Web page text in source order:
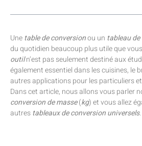
Une table de conversionou un tableau
du quotidien beaucoup plus utile que
outiln’est pas seulement destiné aux
également essentiel dans les cuisines, le
autres applications pour les particuliers
Dans cet article, nous allons vous parler
conversion de masse(kg) et vous allez
autres tableaux de conversion universels.